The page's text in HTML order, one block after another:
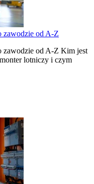
zawodzie od A-Z
zawodzie od A-Z Kim jest
lotniczy i czym